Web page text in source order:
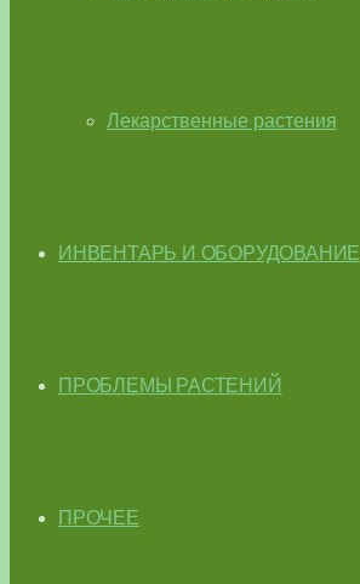
Лекарственные растения
ИНВЕНТАРЬ И ОБОРУДОВАНИЕ
ПРОБЛЕМЫ РАСТЕНИЙ
ПРОЧЕЕ